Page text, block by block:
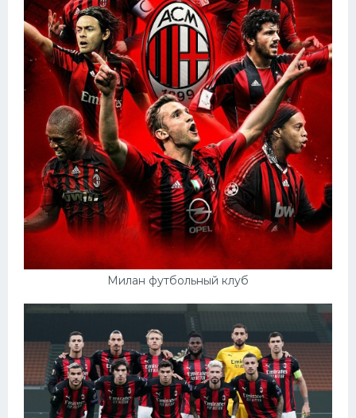
Милан футбольный клуб